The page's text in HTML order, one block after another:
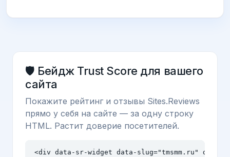
🛡️ Бейдж Trust Score для вашего
сайта
Покажите рейтинг и отзывы Sites.Reviews
прямо у себя на сайте — за одну строку
HTML. Растит доверие посетителей.
<div data-sr-widget data-slug="tmsmm.ru" data-